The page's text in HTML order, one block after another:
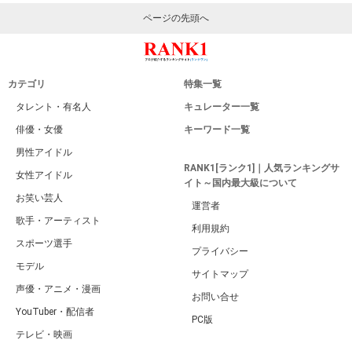
ページの先頭へ
カテゴリ
タレント・有名人
俳優・女優
男性アイドル
女性アイドル
お笑い芸人
歌手・アーティスト
スポーツ選手
モデル
声優・アニメ・漫画
YouTuber・配信者
テレビ・映画
特集一覧
キュレーター一覧
キーワード一覧
RANK1[ランク1]｜人気ランキングサ
イト～国内最大級について
運営者
利用規約
プライバシー
サイトマップ
お問い合せ
PC版